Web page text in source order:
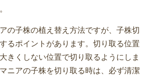
の子株の植え替え方法ですが、子株切
るポイントがあります。切り取る位置
きくしない位置で切り取るようにしま
ニアの子株を切り取る時は、必ず清潔